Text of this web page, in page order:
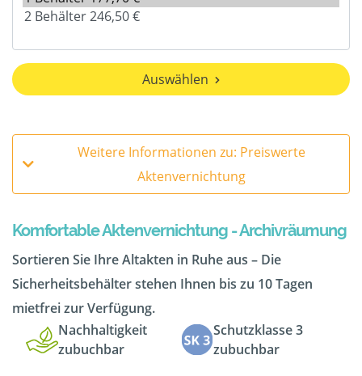
Auswählen
Weitere Informationen zu: Preiswerte
Aktenvernichtung
Komfortable Aktenvernichtung - Archivräumung
Sortieren Sie Ihre Altakten in Ruhe aus – Die
Sicherheitsbehälter stehen Ihnen bis zu 10 Tagen
mietfrei zur Verfügung.
Nachhaltigkeit
zubuchbar
Schutzklasse 3
zubuchbar